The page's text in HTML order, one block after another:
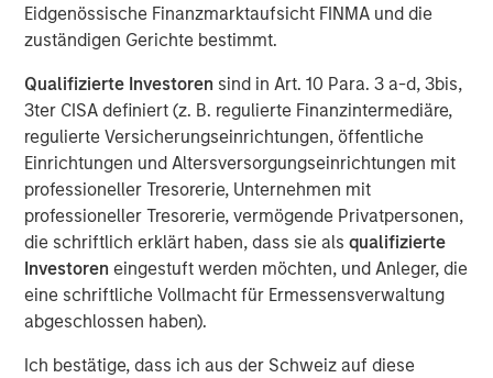
Eidgenössische Finanzmarktaufsicht FINMA und die
zuständigen Gerichte bestimmt.
Qualifizierte Investoren sind in Art. 10 Para. 3 a-d, 3bis,
3ter CISA definiert (z. B. regulierte Finanzintermediäre,
regulierte Versicherungseinrichtungen, öffentliche
Einrichtungen und Altersversorgungseinrichtungen mit
professioneller Tresorerie, Unternehmen mit
professioneller Tresorerie, vermögende Privatpersonen,
die schriftlich erklärt haben, dass sie alsqualifizierte
Investoren eingestuft werden möchten, und Anleger, die
eine schriftliche Vollmacht für Ermessensverwaltung
abgeschlossen haben).
Ich bestätige, dass ich aus der Schweiz auf diese
Water is often treated as a public good. In many
industries it is regarded as a free input with most large
users paying far less than its true economic cost. But the
real burden eventually falls back on companies: through
higher treatment costs, tighter permitting, operational
disruption, reputational risk, and the need to secure
access to increasingly scarce supply. The fiction that
water is “free” has shaped decades of industrial
planning, steering capital into energy efficiency,
automation and logistics as if water abundance were
permanent.